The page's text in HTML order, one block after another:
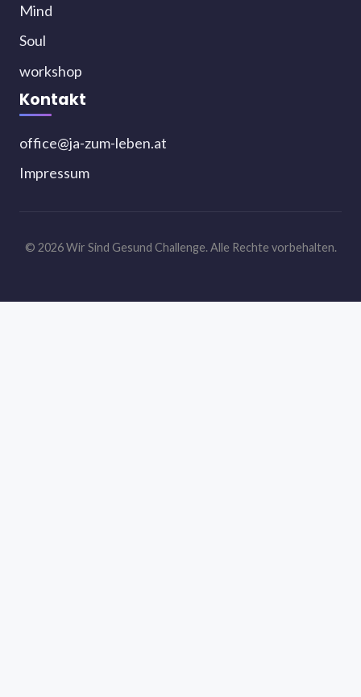
Mind
Soul
workshop
Kontakt
office@ja-zum-leben.at
Impressum
© 2026 Wir Sind Gesund Challenge. Alle Rechte vorbehalten.